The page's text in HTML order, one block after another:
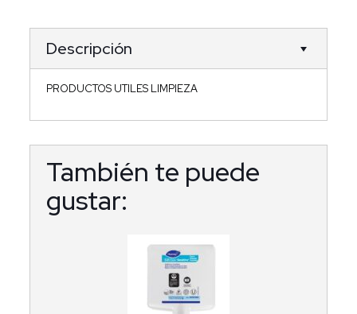
Descripción
PRODUCTOS UTILES LIMPIEZA
También te puede
gustar: